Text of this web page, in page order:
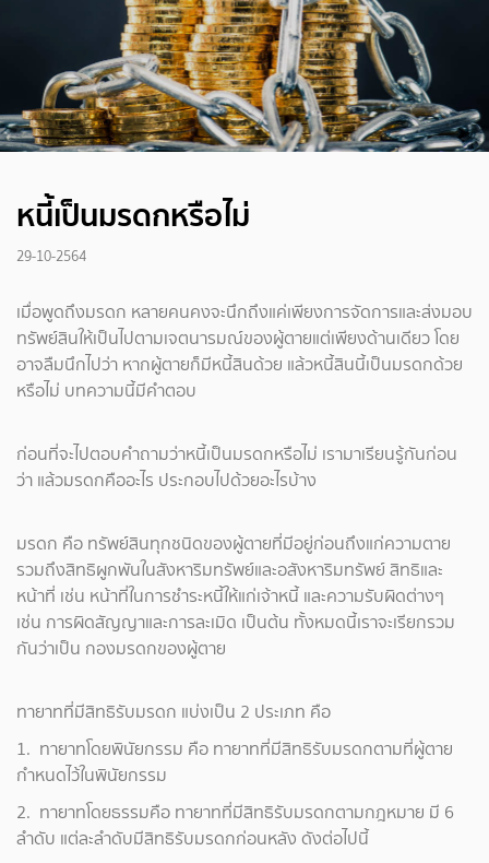
หนี้เป็นมรดกหรือไม่
29-10-2564
เมื่อพูดถึงมรดก หลายคนคงจะนึกถึงแค่เพียงการจัดการและส่งมอบ
ทรัพย์สินให้เป็นไปตามเจตนารมณ์ของผู้ตายแต่เพียงด้านเดียว โดย
อาจลืมนึกไปว่า หากผู้ตายก็มีหนี้สินด้วย แล้วหนี้สินนี้เป็นมรดกด้วย
หรือไม่ บทความนี้มีคำตอบ
ก่อนที่จะไปตอบคำถามว่าหนี้เป็นมรดกหรือไม่ เรามาเรียนรู้กันก่อน
ว่า แล้วมรดกคืออะไร ประกอบไปด้วยอะไรบ้าง
มรดก คือ ทรัพย์สินทุกชนิดของผู้ตายที่มีอยู่ก่อนถึงแก่ความตาย
รวมถึงสิทธิผูกพันในสังหาริมทรัพย์และอสังหาริมทรัพย์ สิทธิและ
หน้าที่ เช่น หน้าที่ในการชำระหนี้ให้แก่เจ้าหนี้ และความรับผิดต่างๆ
เช่น การผิดสัญญาและการละเมิด เป็นต้น ทั้งหมดนี้เราจะเรียกรวม
กันว่าเป็น กองมรดกของผู้ตาย
ทายาทที่มีสิทธิรับมรดก แบ่งเป็น 2 ประเภท คือ
1. ทายาทโดยพินัยกรรม คือ ทายาทที่มีสิทธิรับมรดกตามที่ผู้ตาย
กำหนดไว้ในพินัยกรรม
2. ทายาทโดยธรรมคือ ทายาทที่มีสิทธิรับมรดกตามกฎหมาย มี 6
ลำดับ แต่ละลำดับมีสิทธิรับมรดกก่อนหลัง ดังต่อไปนี้